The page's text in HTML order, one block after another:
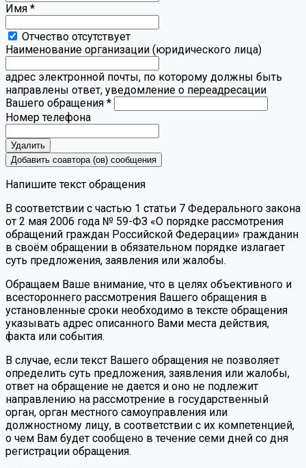
Имя *
Отчество отсутствует
Наименование организации (юридического лица)
адрес электронной почты, по которому должны быть
направлены ответ, уведомление о переадресации
Вашего обращения *
Номер телефона
Удалить
Добавить соавтора (ов) сообщения
Напишите текст обращения
В соответствии с частью 1 статьи 7 Федерального закона
от 2 мая 2006 года № 59-ФЗ «О порядке рассмотрения
обращений граждан Российской Федерации» гражданин
в своём обращении в обязательном порядке излагает
суть предложения, заявления или жалобы.
Обращаем Ваше внимание, что в целях объективного и
всестороннего рассмотрения Вашего обращения в
установленные сроки необходимо в тексте обращения
указывать адрес описанного Вами места действия,
факта или события.
В случае, если текст Вашего обращения не позволяет
определить суть предложения, заявления или жалобы,
ответ на обращение не дается и оно не подлежит
направлению на рассмотрение в государственный
орган, орган местного самоуправления или
должностному лицу, в соответствии с их компетенцией,
о чем Вам будет сообщено в течение семи дней со дня
регистрации обращения.